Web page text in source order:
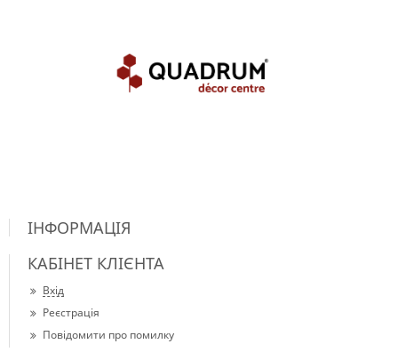
ІНФОРМАЦІЯ
КАБІНЕТ КЛІЄНТА
Вхід
Реєстрація
Повідомити про помилку